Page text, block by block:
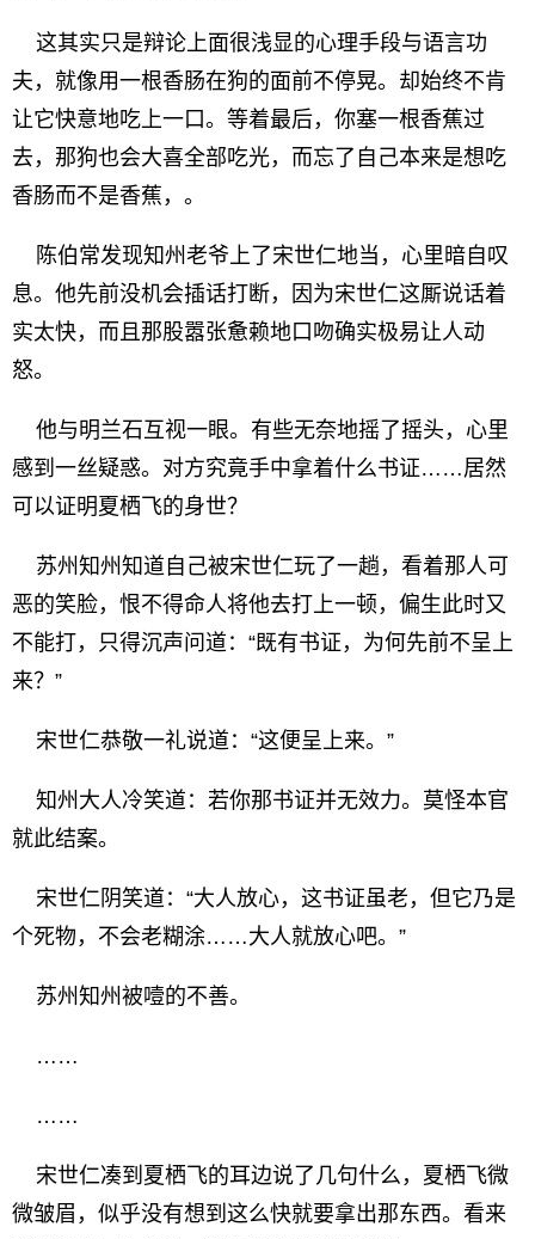
这其实只是辩论上面很浅显的心理手段与语言功
夫，就像用一根香肠在狗的面前不停晃。却始终不肯
让它快意地吃上一口。等着最后，你塞一根香蕉过
去，那狗也会大喜全部吃光，而忘了自己本来是想吃
香肠而不是香蕉，。
陈伯常发现知州老爷上了宋世仁地当，心里暗自叹
息。他先前没机会插话打断，因为宋世仁这厮说话着
实太快，而且那股嚣张惫赖地口吻确实极易让人动
怒。
他与明兰石互视一眼。有些无奈地摇了摇头，心里
感到一丝疑惑。对方究竟手中拿着什么书证……居然
可以证明夏栖飞的身世？
苏州知州知道自己被宋世仁玩了一趟，看着那人可
恶的笑脸，恨不得命人将他去打上一顿，偏生此时又
不能打，只得沉声问道：“既有书证，为何先前不呈上
来？”
宋世仁恭敬一礼说道：“这便呈上来。”
知州大人冷笑道：若你那书证并无效力。莫怪本官
就此结案。
宋世仁阴笑道：“大人放心，这书证虽老，但它乃是
个死物，不会老糊涂……大人就放心吧。”
苏州知州被噎的不善。
……
……
宋世仁凑到夏栖飞的耳边说了几句什么，夏栖飞微
微皱眉，似乎没有想到这么快就要拿出那东西。看来